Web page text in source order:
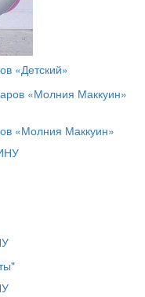
«Детский»
«Молния Маккуин»